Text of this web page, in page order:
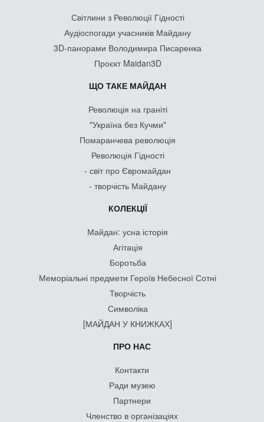
Світлини з Революції Гідності
Аудіоспогади учасників Майдану
3D-панорами Володимира Писаренка
Проєкт Maidan3D
ЩО ТАКЕ МАЙДАН
Революція на граніті
"Україна без Кучми"
Помаранчева революція
Революція Гідності
- світ про Євромайдан
- творчість Майдану
КОЛЕКЦІЇ
Майдан: усна історія
Агітація
Боротьба
Меморіальні предмети Героїв Небесної Сотні
Творчість
Символіка
[МАЙДАН У КНИЖКАХ]
ПРО НАС
Контакти
Ради музею
Партнери
Членство в організаціях